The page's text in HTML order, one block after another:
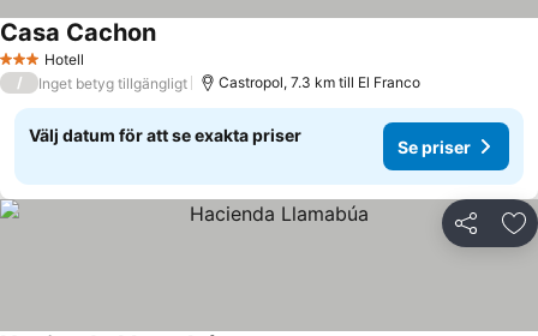
3 StjärnorHotell
Casa CachonSe priser
/ Inget betyg tillgängligt Castropol, 7.3 km till El Franco
Välj datum för att se exakta priser
Se priser
Dela